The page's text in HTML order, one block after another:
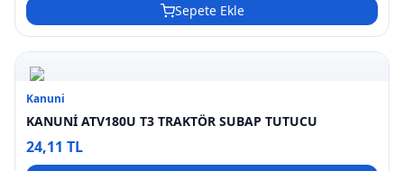
Sepete Ekle
Kanuni
KANUNİ ATV180U T3 TRAKTÖR SUBAP TUTUCU
24,11 TL